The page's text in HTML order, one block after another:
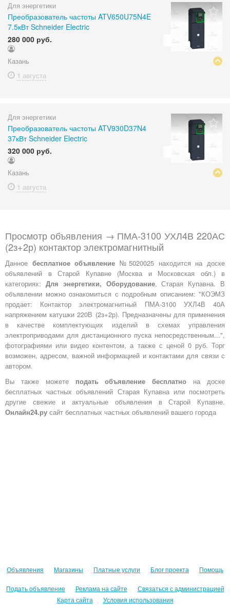
Для энергетики
Преобразователь частоты ATV650U75N4E
7.5кВт Schneider Electric
280 000 руб.
Казань
1 августа
Для энергетики
Преобразователь частоты ATV930D37N4
37кВт Schneider Electric
320 000 руб.
Казань
1 августа
Просмотр объявления → ПМА-3100 УХЛ4В 220АС
(2з+2р) контактор электромагнитный
Данное бесплатное объявление №5020025 находится на доске
объявлений в Старой Купавне (Москва и Московская обл.) в
категориях: Для энергетики, Оборудование, Старая Купавна. В
объявлении можно ознакомиться с подробным описанием: "КОЭМЗ
продает: Контактор электромагнитный ПМА-3100 УХЛ4В 40А
напряжением катушки 220В (2з+2р). Предназначены для применения
в качестве комплектующих изделий в схемах управления
электроприводами для дистанционного пуска непосредственным...",
фотографиями или видео контентом, а также с ценой 0 руб. Торг
возможен, адресом, важной информацией и контактами для связи с
автором.
Вы также можете подать объявление бесплатно на доске
бесплатных частных объявлений Старая Купавна или посмотреть
другие свежие и актуальные объявления в Старой Купавне.
Онлайн24.ру сайт бесплатных частных объявлений вашего города
Объявления Магазины Платные услуги Блог проекта Помощь
Подать объявление Реклама на сайте
Связаться с администрацией
Карта сайта
Условия использования